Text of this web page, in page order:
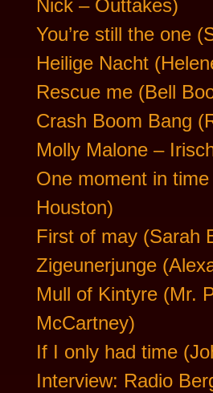
Nick – Outtakes)
You’re still the one
Heilige Nacht
Rescue me (Bell
Crash Boom Bang
Molly Malone –
One moment in
Houston)
First of may (Sarah
Zigeunerjunge
Mull of Kintyre (Mr.
McCartney)
If I only had time
Interview: Radio